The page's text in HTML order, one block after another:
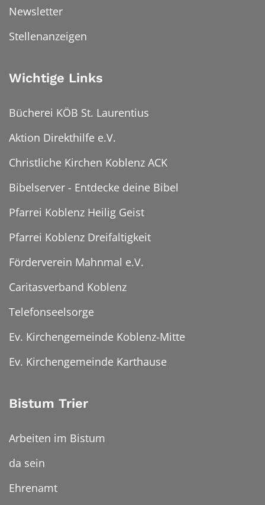
Newsletter
Stellenanzeigen
Wichtige Links
Bücherei KÖB St. Laurentius
Aktion Direkthilfe e.V.
Christliche Kirchen Koblenz ACK
Bibelserver - Entdecke deine Bibel
Pfarrei Koblenz Heilig Geist
Pfarrei Koblenz Dreifaltigkeit
Förderverein Mahnmal e.V.
Caritasverband Koblenz
Telefonseelsorge
Ev. Kirchengemeinde Koblenz-Mitte
Ev. Kirchengemeinde Karthause
Bistum Trier
Arbeiten im Bistum
da sein
Ehrenamt